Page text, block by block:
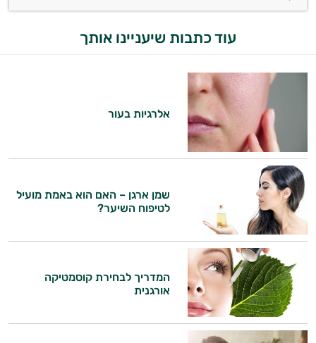
עוד כתבות שיעניינו אותך
אלרגיות בעור
שמן ארגן – האם הוא באמת מועיל
לטיפוח השיער?
המדריך לבחירת קוסמטיקה
אורגנית